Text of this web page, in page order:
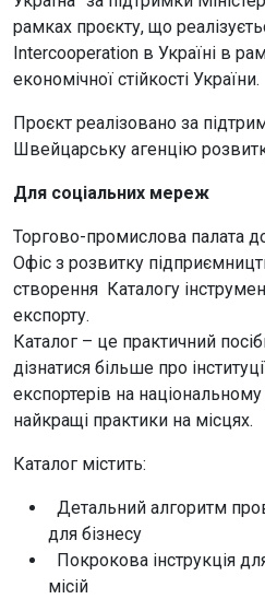
рамках проєкту, що
Intercooperation в Україні в
економічної стійкості України.
Проєкт реалізовано за
Швейцарську агенцію
Для соціальних мереж
Торгово-промислова палата
Офіс з розвитку
створення Каталогу
експорту.
Каталог – це практичний
дізнатися більше про
експортерів на
найкращі практики на місцях.
Каталог містить:
Детальний алгоритм
для бізнесу
Покрокова інструкція
місій